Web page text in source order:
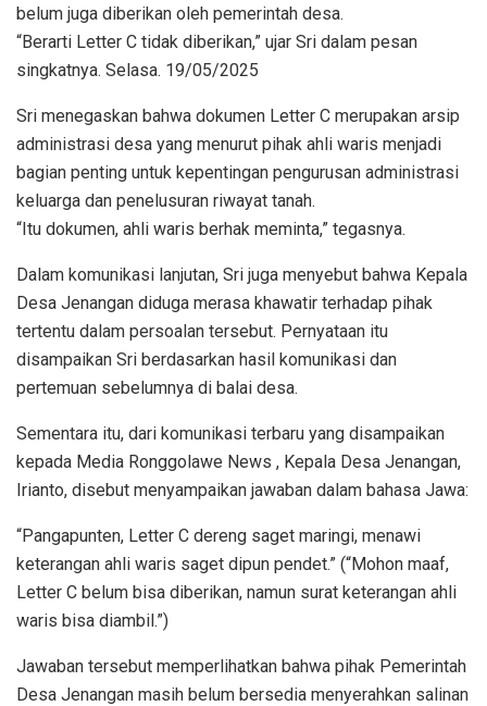
belum juga diberikan oleh pemerintah desa.
“Berarti Letter C tidak diberikan,” ujar Sri dalam pesan
singkatnya. Selasa. 19/05/2025
Sri menegaskan bahwa dokumen Letter C merupakan arsip
administrasi desa yang menurut pihak ahli waris menjadi
bagian penting untuk kepentingan pengurusan administrasi
keluarga dan penelusuran riwayat tanah.
“Itu dokumen, ahli waris berhak meminta,” tegasnya.
Dalam komunikasi lanjutan, Sri juga menyebut bahwa Kepala
Desa Jenangan diduga merasa khawatir terhadap pihak
tertentu dalam persoalan tersebut. Pernyataan itu
disampaikan Sri berdasarkan hasil komunikasi dan
pertemuan sebelumnya di balai desa.
Sementara itu, dari komunikasi terbaru yang disampaikan
kepada Media Ronggolawe News , Kepala Desa Jenangan,
Irianto, disebut menyampaikan jawaban dalam bahasa Jawa:
“Pangapunten, Letter C dereng saget maringi, menawi
keterangan ahli waris saget dipun pendet.” (“Mohon maaf,
Letter C belum bisa diberikan, namun surat keterangan ahli
waris bisa diambil.”)
Jawaban tersebut memperlihatkan bahwa pihak Pemerintah
Desa Jenangan masih belum bersedia menyerahkan salinan